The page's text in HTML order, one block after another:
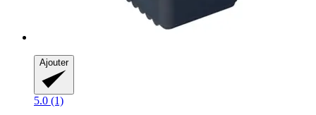
Ajouter
5.0 (1)